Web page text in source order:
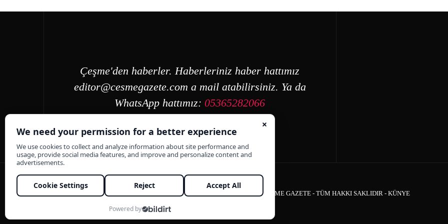
Çeşme'den haberler. Haberleriniz haber hattımız
editor@cesmegazete.com a mail atabilirsiniz. Ya da
WhatsApp hattımız:05365282066
ÇEŞME GAZETE - TÜM HAKKI SAKLIDIR - KÜNYE